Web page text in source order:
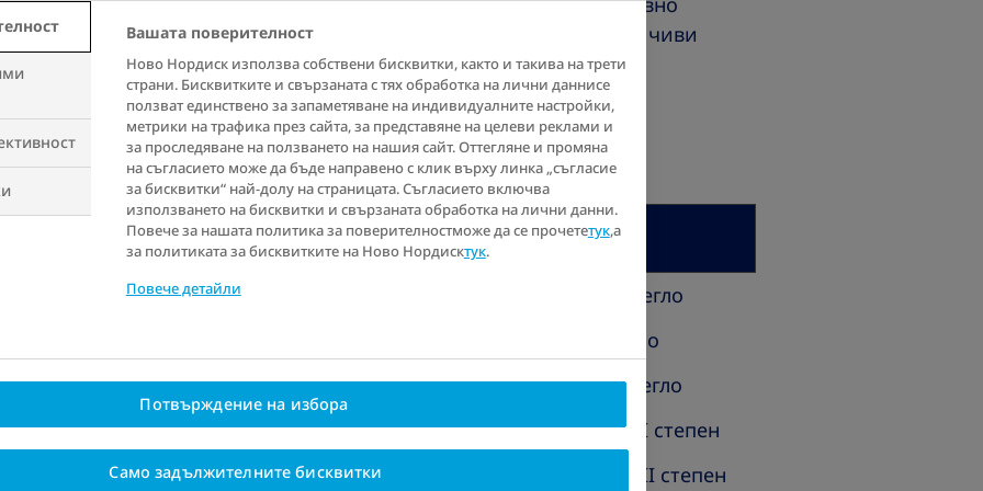
Препоръчително е да вземете мерки и да потърсите устойчиви
– например като разговаряте с Вашия лекар.
се (вероятност от
предприемане на
ИТМ (кг./м2) Описание
Поднормено тегло
Нормално тегло
25.0 - 29.9
Наднормено тегло
30.0 - 34.9
Затлъстяване I степен
35.0 - 39.9
Затлъстяване II степен
Вашата поверителност
Ново Нордиск използва собствени бисквитки, както и такива на трети
страни. Бисквитките и свързаната с тях обработка на лични даннисе
ползват единствено за запаметяване на индивидуалните настройки,
метрики на трафика през сайта, за представяне на целеви реклами и
за проследяване на ползването на нашия сайт. Оттегляне и промяна
на съгласието може да бъде направено с клик върху линка „съгласие
за бисквитки“ най-долу на страницата. Съгласието включва
използването на бисквитки и свързаната обработка на лични данни.
Повече за нашата политика за поверителностможе да се прочететук,а
за политиката за бисквитките на Ново Нордисктук.
Повече детайли
Потвърждение на избора
Само задължителните бисквитки